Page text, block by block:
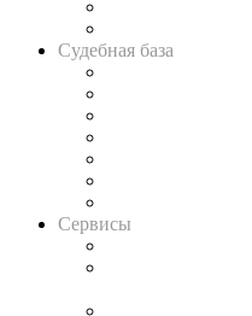
Судебная база
Сервисы